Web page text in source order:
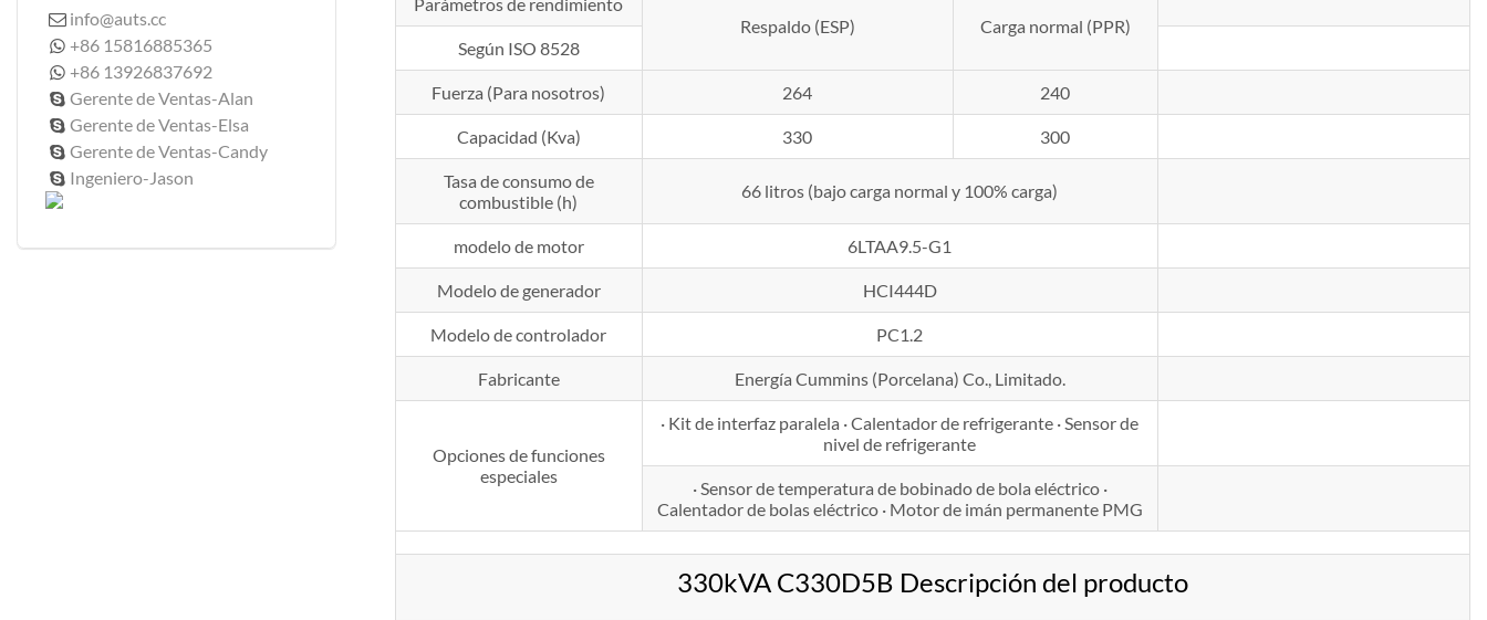
Respaldo (ESP)
Carga normal (PPR)
Según ISO 8528
Fuerza (Para nosotros) 264 240
Capacidad (Kva) 330 300
Tasa de consumo de
combustible (h)
66 litros (bajo carga normal y 100% carga)
modelo de motor 6LTAA9.5-G1
Modelo de generador HCI444D
Modelo de controlador PC1.2
Fabricante Energía Cummins (Porcelana) Co., Limitado.
Opciones de funciones
especiales
· Kit de interfaz paralela · Calentador de refrigerante · Sensor de
nivel de refrigerante
· Sensor de temperatura de bobinado de bola eléctrico ·
Calentador de bolas eléctrico · Motor de imán permanente PMG
330kVA C330D5B Descripción del producto
 info@auts.cc
 +86 15816885365
 +86 13926837692
 Gerente de Ventas-Alan
 Gerente de Ventas-Elsa
 Gerente de Ventas-Candy
 Ingeniero-Jason